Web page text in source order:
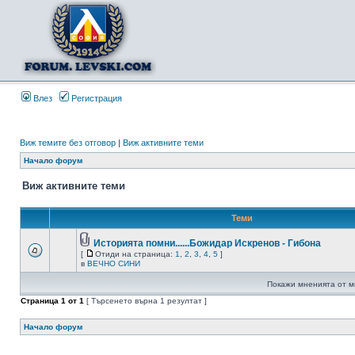
Влез Регистрация
Виж темите без отговор | Виж активните теми
Начало форум
Виж активните теми
Теми
Историята помни......Божидар Искренов - Гибона
[ Отиди на страница: 1 2 3 4 5 ]
в ВЕЧНО СИНИ
Покажи мненията от
Страница 1 от 1 [ Търсенето върна 1 резултат ]
Начало форум